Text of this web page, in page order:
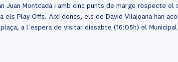
Juan Montcada i amb cinc punts de marge respecte
els Play Offs. Així doncs, els de David Vilajoana han
a l'espera de visitar dissabte (16:05h) el